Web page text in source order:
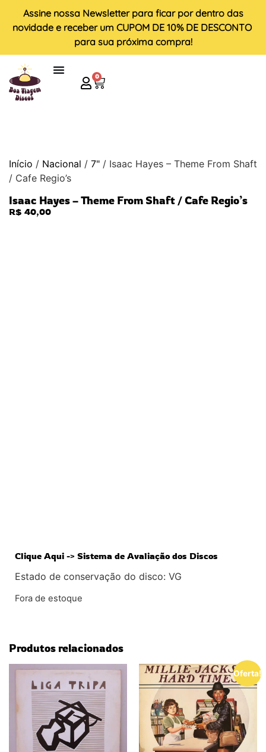
Assine nossa Newsletter para ficar por dentro das
novidade e receber um CUPOM DE 10% DE DESCONTO
para sua próxima compra!
0
Início / Nacional / 7" / Isaac Hayes – Theme From Shaft
/ Cafe Regio’s
Isaac Hayes – Theme From Shaft / Cafe Regio’s
R$ 40,00
Clique Aqui -> Sistema de Avaliação dos Discos
Estado de conservação do disco: VG
Fora de estoque
Produtos relacionados
Oferta!